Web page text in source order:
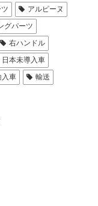
アルピーヌ
グパーツ
右ハンドル
日本未導入車
入車
輸送